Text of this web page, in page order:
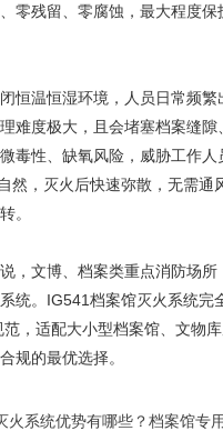
零残留、零腐蚀，最大程度保
恒温恒湿环境，人员日常频繁
难度极大，且会堵塞档案缝隙
毒性、缺氧风险，威胁工作人
然，灭火后快速弥散，无需通
。
，文博、档案类重点消防场所
统。IG541档案馆灭火系统完
，适配大小型档案馆、文物库
规的最优选择。
火系统优势有哪些？档案馆专